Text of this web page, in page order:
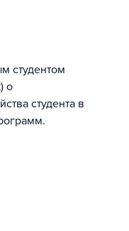
студентом
о
студента в